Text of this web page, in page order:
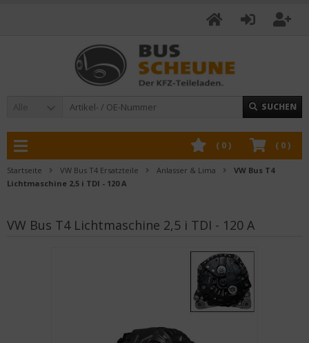
Alle SUCHEN
( 0)
( 0)
Startseite VW Bus T4 Ersatzteile Anlasser & Lima
VW Bus T4
Lichtmaschine 2,5 i TDI - 120 A
VW Bus T4 Lichtmaschine 2,5 i TDI - 120 A